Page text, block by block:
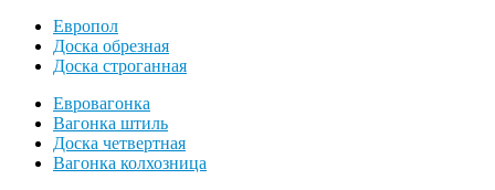
Европол
Доска обрезная
Доска строганная
Евровагонка
Вагонка штиль
Доска четвертная
Вагонка колхозница